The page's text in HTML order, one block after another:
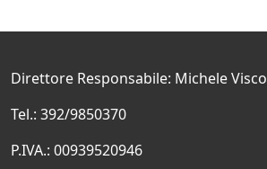
Direttore Responsabile: Michele Visco
Tel.: 392/9850370
P.IVA.: 00939520946